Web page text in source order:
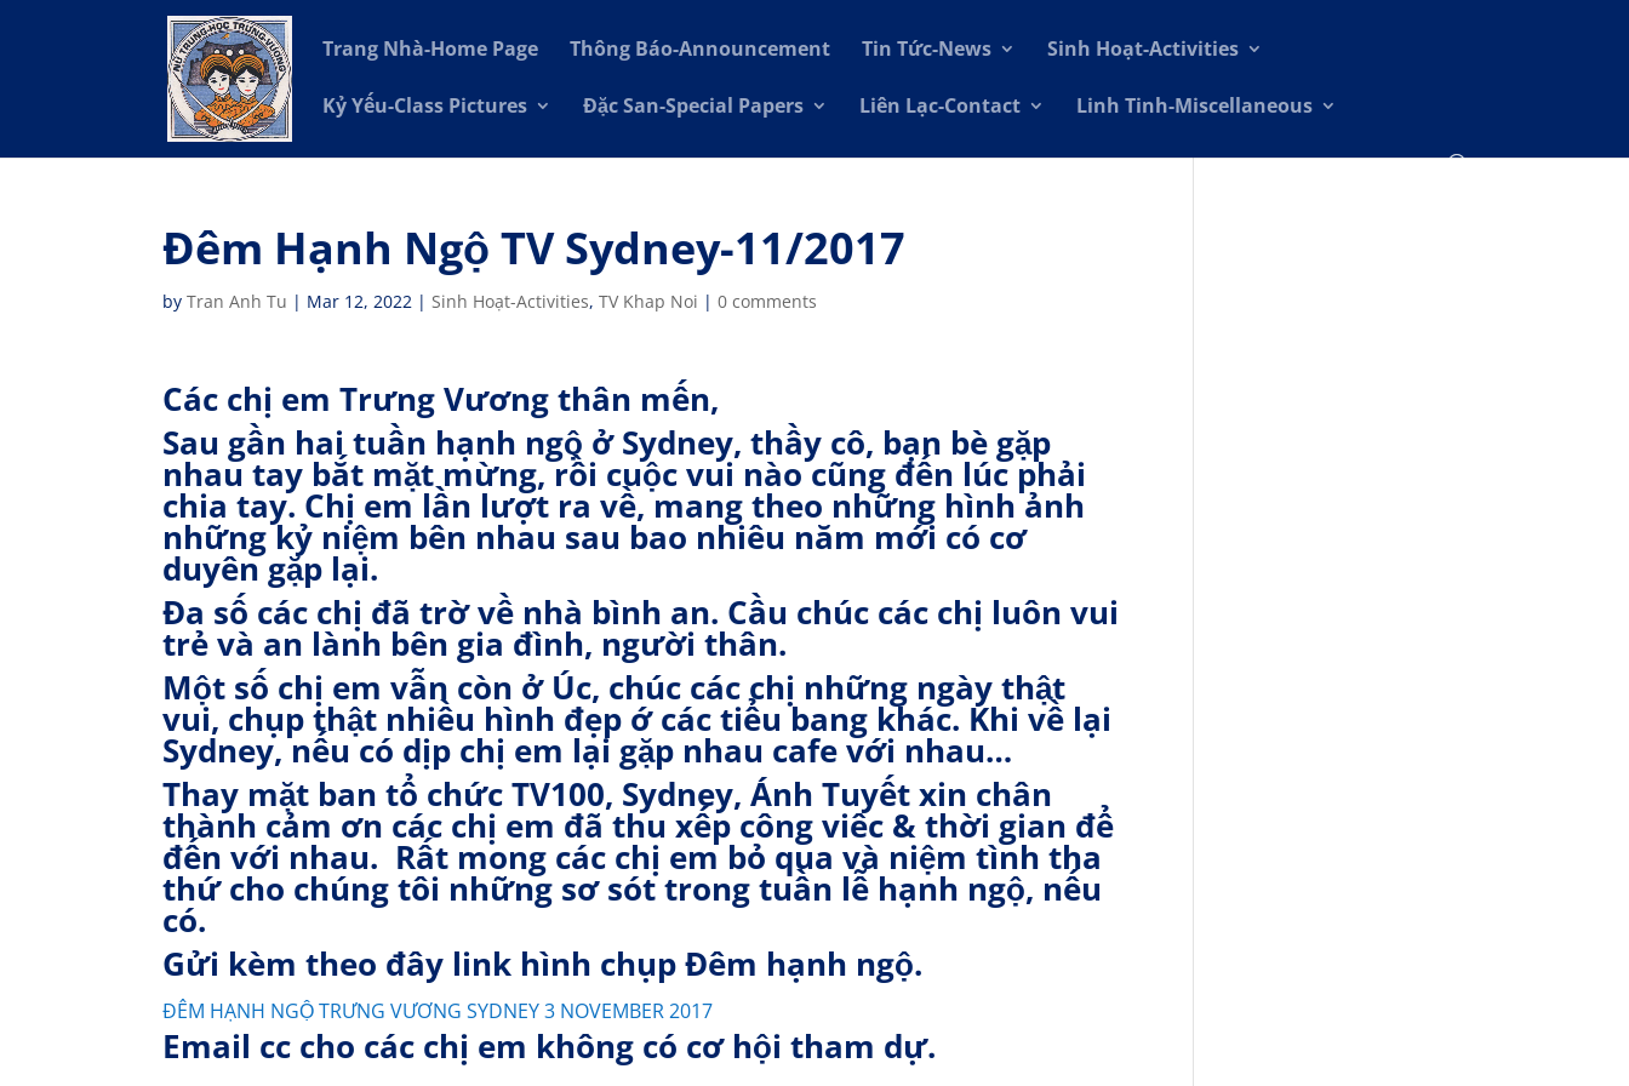
Trang Nhà-Home Page Thông Báo-Announcement Tin Tức-News Sinh Hoạt-Activities
Kỷ Yếu-Class Pictures Đặc San-Special Papers Liên Lạc-Contact Linh Tinh-Miscellaneous
Đêm Hạnh Ngộ TV Sydney-11/2017
byTran Anh Tu | Mar 12, 2022 |Sinh Hoạt-Activities,TV Khap Noi |0 comments
Các chị em Trưng Vương thân mến,
Sau gần hai tuần hạnh ngộ ở Sydney, thầy cô, bạn bè gặp
nhau tay bắt mặt mừng, rồi cuộc vui nào cũng đến lúc phải
chia tay. Chị em lần lượt ra về, mang theo những hình ảnh
những kỷ niệm bên nhau sau bao nhiêu năm mới có cơ
duyên gặp lại.
Đa số các chị đã trờ về nhà bình an. Cầu chúc các chị luôn vui
trẻ và an lành bên gia đình, người thân.
Một số chị em vẫn còn ở Úc, chúc các chị những ngày thật
vui, chụp thật nhiều hình đẹp ớ các tiểu bang khác. Khi về lại
Sydney, nếu có dịp chị em lại gặp nhau cafe với nhau…
Thay mặt ban tổ chức TV100, Sydney, Ánh Tuyết xin chân
thành cảm ơn các chị em đã thu xếp công viêc & thời gian để
đến với nhau. Rất mong các chị em bỏ qua và niệm tình tha
thứ cho chúng tôi những sơ sót trong tuần lễ hạnh ngộ, nếu
có.
Gửi kèm theo đây link hình chụp Đêm hạnh ngộ.
ĐÊM HẠNH NGỘ TRƯNG VƯƠNG SYDNEY 3 NOVEMBER 2017
Email cc cho các chị em không có cơ hội tham dự.